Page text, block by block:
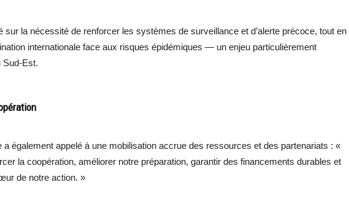
sur la nécessité de renforcer les systèmes de surveillance et d’alerte précoce, tout en
internationale face aux risques épidémiques — un enjeu particulièrement
Sud-Est.
a également appelé à une mobilisation accrue des ressources et des partenariats : «
la coopération, améliorer notre préparation, garantir des financements durables et
de notre action. »